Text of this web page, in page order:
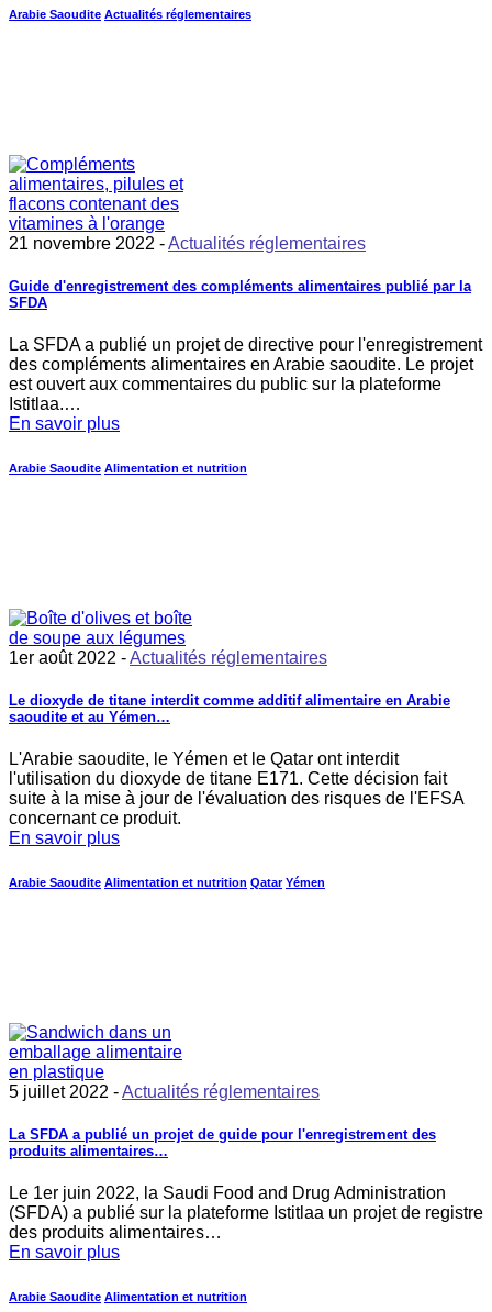
Arabie Saoudite Actualités réglementaires
21 novembre 2022 -Actualités réglementaires
Guide d'enregistrement des compléments alimentaires publié par la
SFDA
La SFDA a publié un projet de directive pour l'enregistrement
des compléments alimentaires en Arabie saoudite. Le projet
est ouvert aux commentaires du public sur la plateforme
Istitlaa.…
En savoir plus
Arabie Saoudite Alimentation et nutrition
1er août 2022 -Actualités réglementaires
Le dioxyde de titane interdit comme additif alimentaire en Arabie
saoudite et au Yémen…
L'Arabie saoudite, le Yémen et le Qatar ont interdit
l'utilisation du dioxyde de titane E171. Cette décision fait
suite à la mise à jour de l'évaluation des risques de l'EFSA
concernant ce produit.
En savoir plus
Arabie Saoudite Alimentation et nutrition Qatar Yémen
5 juillet 2022 -Actualités réglementaires
La SFDA a publié un projet de guide pour l'enregistrement des
produits alimentaires…
Le 1er juin 2022, la Saudi Food and Drug Administration
(SFDA) a publié sur la plateforme Istitlaa un projet de registre
des produits alimentaires…
En savoir plus
Arabie Saoudite Alimentation et nutrition